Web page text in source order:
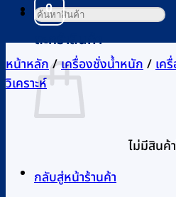
0
ตะกร้าสินค้า
ไม่มีสินค้
กลับสู่หน้าร้านค้า
ค้นหา:
หน้าหลัก/เครื่องชั่งน้ำหนัก/เค
วิเคราะห์